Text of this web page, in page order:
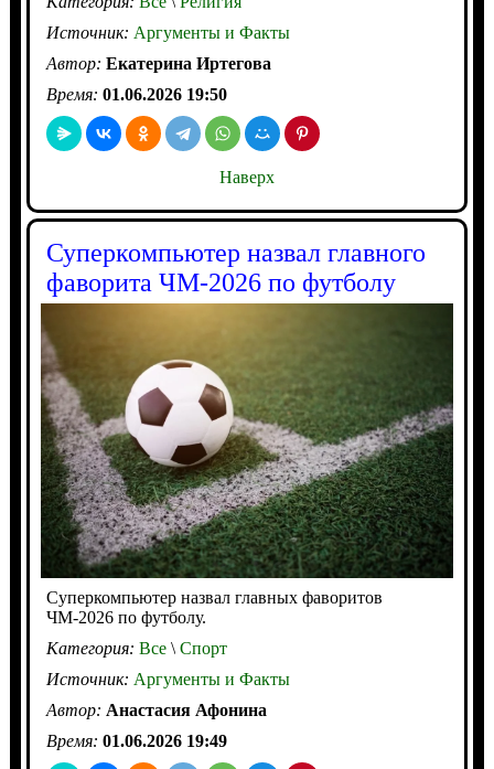
Источник: Аргументы и Факты
Автор: Екатерина Иртегова
Время: 01.06.2026 19:50
Наверх
Суперкомпьютер назвал главного
фаворита ЧМ-2026 по футболу
Суперкомпьютер назвал главных фаворитов
ЧМ-2026 по футболу.
Категория: Все\Спорт
Источник: Аргументы и Факты
Автор: Анастасия Афонина
Время: 01.06.2026 19:49